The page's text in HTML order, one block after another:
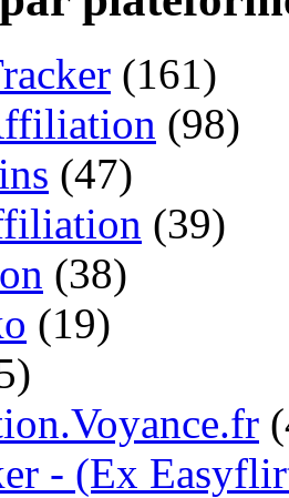
(161)
(98)
(47)
(39)
(38)
(19)
- (Ex